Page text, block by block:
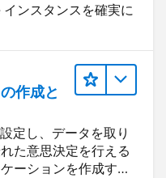
ンスタンスを確実に
作成と
定し、データを取り
た意思決定を行える
ーションを作成する